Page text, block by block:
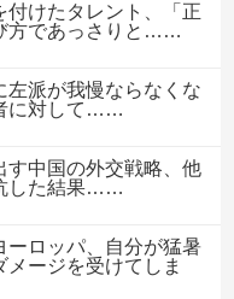
付けたタレント、「正
方であっさりと……
左派が我慢ならなくな
に対して……
す中国の外交戦略、他
した結果……
ーロッパ、自分が猛暑
ージを受けてしま